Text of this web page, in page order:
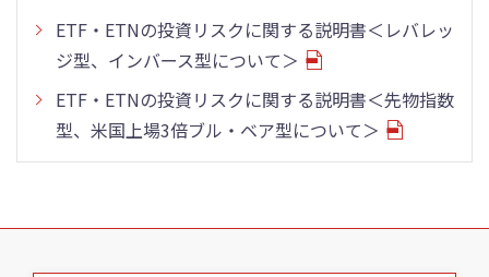
ETF・ETNの投資リスクに関する説明書＜レバレッ
ジ型、インバース型について＞
ETF・ETNの投資リスクに関する説明書＜先物指数
型、米国上場3倍ブル・ベア型について＞
こ